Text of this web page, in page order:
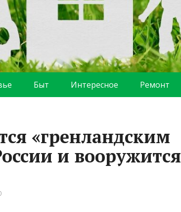
Быт Интересное Ремонт
«гренландским
и вооружится